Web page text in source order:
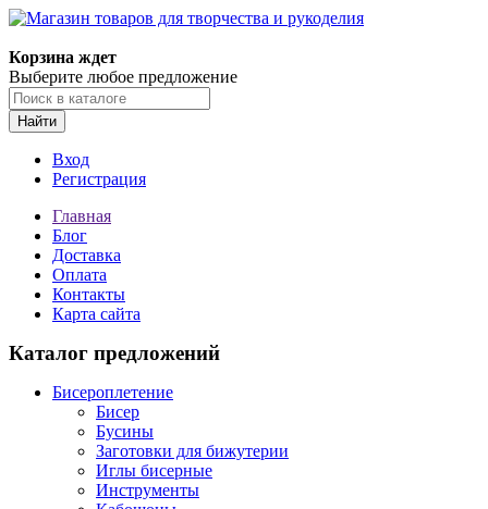
Корзина ждет
Выберите любое предложение
Найти
Вход
Регистрация
Главная
Блог
Доставка
Оплата
Контакты
Карта сайта
Каталог предложений
Бисероплетение
Бисер
Бусины
Заготовки для бижутерии
Иглы бисерные
Инструменты